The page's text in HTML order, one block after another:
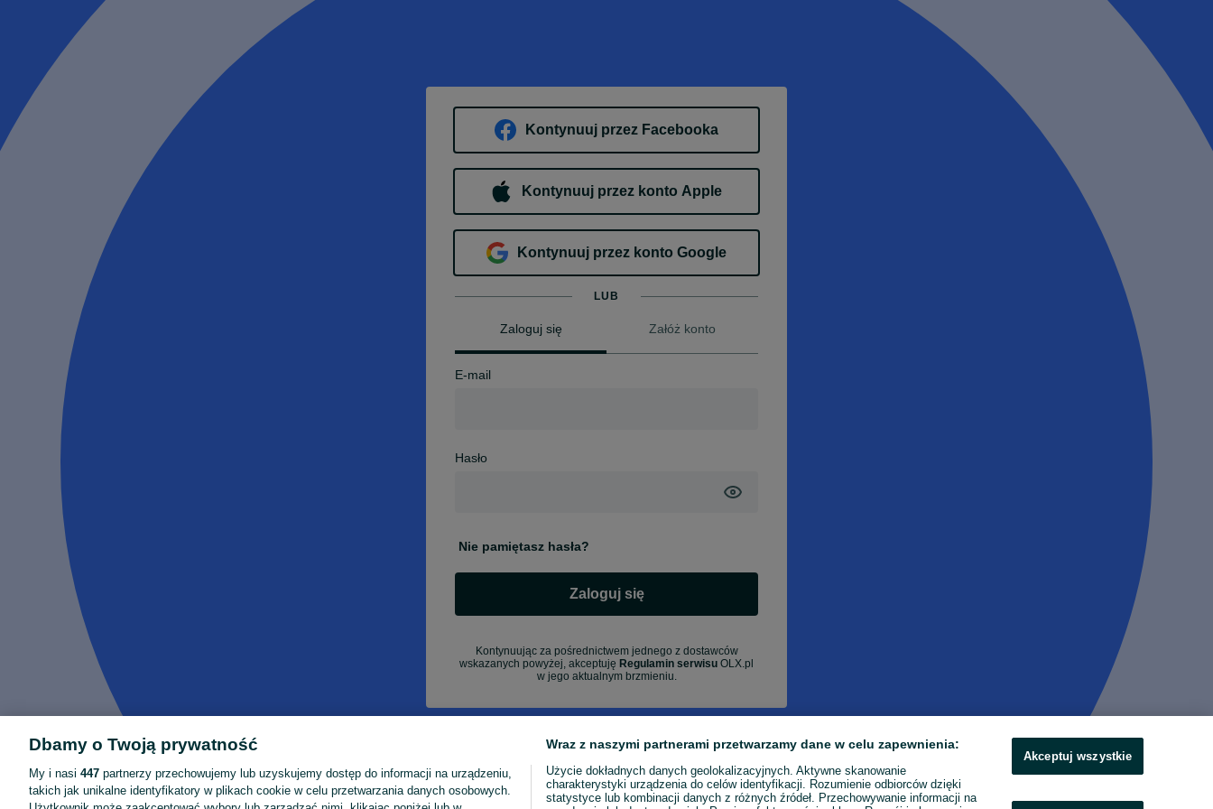
Kontynuuj przez Facebooka
Kontynuuj przez konto Apple
Kontynuuj przez konto Google
LUB
Zaloguj się Załóż konto
E-mail
Hasło
Nie pamiętasz hasła?
Zaloguj się
Kontynuując za pośrednictwem jednego z dostawców
wskazanych powyżej, akceptuję Regulamin serwisu OLX.pl
w jego aktualnym brzmieniu.
Dbamy o Twoją prywatność
My i nasi 447 partnerzy przechowujemy lub uzyskujemy dostęp do informacji na urządzeniu,
takich jak unikalne identyfikatory w plikach cookie w celu przetwarzania danych osobowych.
Wraz z naszymi partnerami przetwarzamy dane w celu zapewnienia:
Użycie dokładnych danych geolokalizacyjnych. Aktywne skanowanie
charakterystyki urządzenia do celów identyfikacji. Rozumienie odbiorców dzięki
statystyce lub kombinacji danych z różnych źródeł. Przechowywanie informacji na
Akceptuj wszystkie